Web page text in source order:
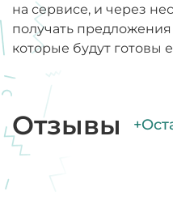
на сервисе, и через
получать
которые будут готовы
Отзывы